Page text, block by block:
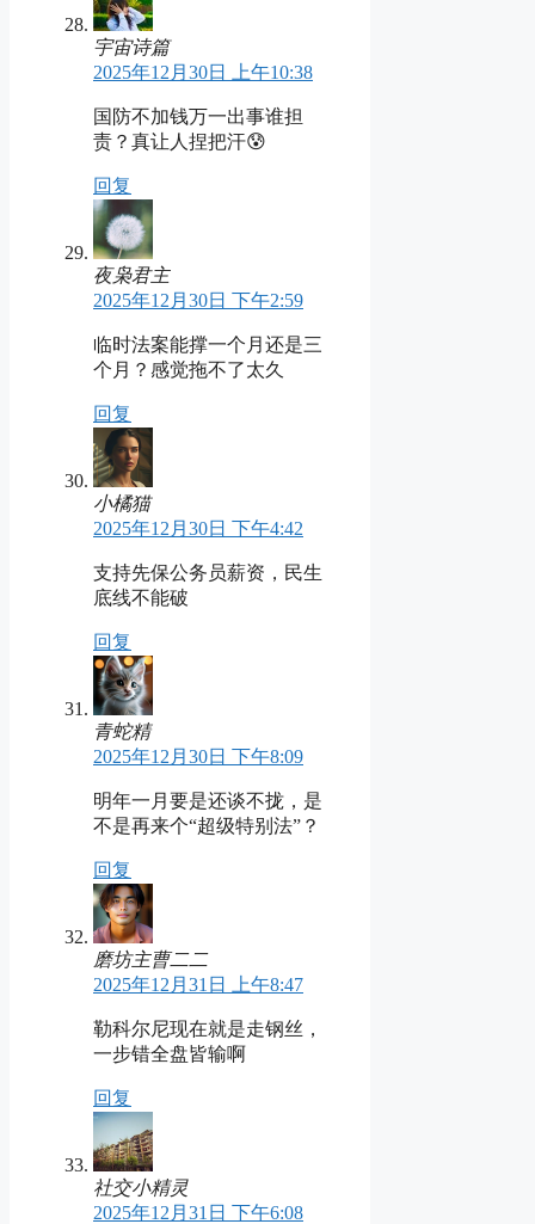
宇宙诗篇
2025年12月30日 上午10:38
国防不加钱万一出事谁担
责？真让人捏把汗😰
回复
夜枭君主
2025年12月30日 下午2:59
临时法案能撑一个月还是三
个月？感觉拖不了太久
回复
小橘猫
2025年12月30日 下午4:42
支持先保公务员薪资，民生
底线不能破
回复
青蛇精
2025年12月30日 下午8:09
明年一月要是还谈不拢，是
不是再来个“超级特别法”？
回复
磨坊主曹二二
2025年12月31日 上午8:47
勒科尔尼现在就是走钢丝，
一步错全盘皆输啊
回复
社交小精灵
2025年12月31日 下午6:08